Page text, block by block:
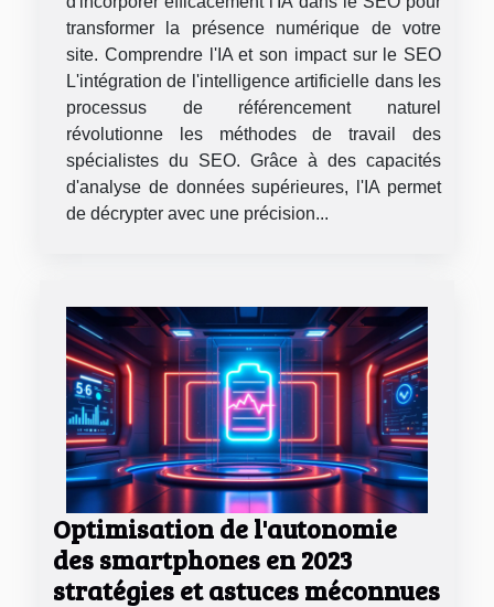
transformer la présence numérique de votre
site. Comprendre l'IA et son impact sur le SEO
L'intégration de l'intelligence artificielle dans les
processus de référencement naturel
révolutionne les méthodes de travail des
spécialistes du SEO. Grâce à des capacités
d'analyse de données supérieures, l'IA permet
de décrypter avec une précision...
Optimisation de l'autonomie
des smartphones en 2023
stratégies et astuces méconnues